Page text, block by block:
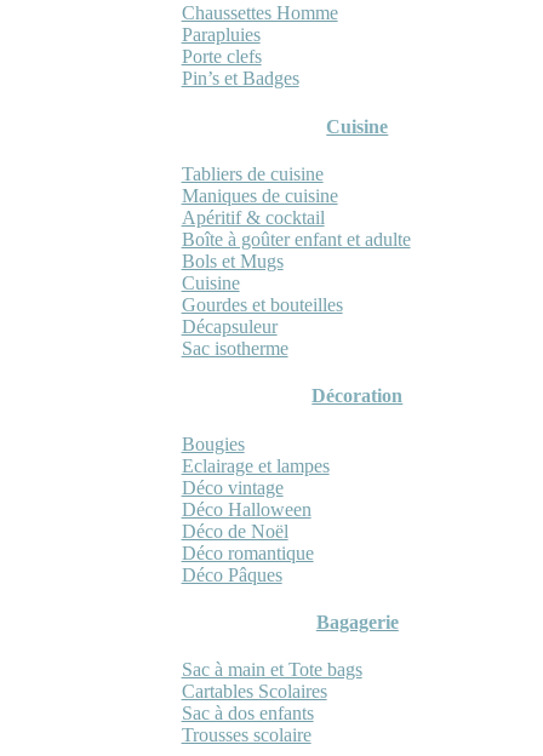
Chaussettes Homme
Parapluies
Porte clefs
Pin’s et Badges
Cuisine
Tabliers de cuisine
Maniques de cuisine
Apéritif & cocktail
Boîte à goûter enfant et adulte
Bols et Mugs
Cuisine
Gourdes et bouteilles
Décapsuleur
Sac isotherme
Décoration
Bougies
Eclairage et lampes
Déco vintage
Déco Halloween
Déco de Noël
Déco romantique
Déco Pâques
Bagagerie
Sac à main et Tote bags
Cartables Scolaires
Sac à dos enfants
Trousses scolaire